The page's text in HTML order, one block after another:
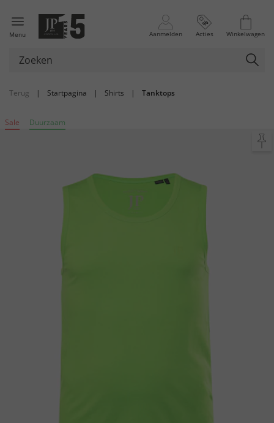
Menu Aanmelden Acties Winkelwagen
Terug | Startpagina | Shirts | Tanktops
Sale Duurzaam